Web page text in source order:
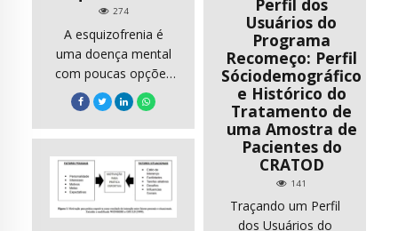
274
A esquizofrenia é
uma doença mental
com poucas opções
de tratamento
disponíveis. Mas
pesquisas, inclusive
mudar esse cenário
no futuro Por José
Alexandre Crippa
Usuários do
Programa
Recomeço: Perfil
Sóciodemográfico
e Histórico do
Tratamento de
uma Amostra de
Pacientes do
CRATOD
141
Traçando um Perfil
dos Usuários do